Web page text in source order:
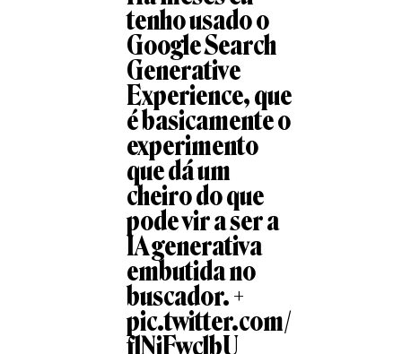
tenho usado o
Google Search
Generative
Experience, que
é basicamente o
experimento
que dá um
cheiro do que
pode vir a ser a
IA generativa
embutida no
buscador. +
pic.twitter.com/
flNiFwclbU